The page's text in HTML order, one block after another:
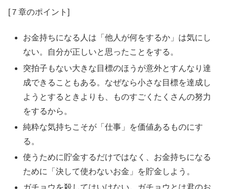
[７章のポイント]
お金持ちになる人は「他人が何をするか」は気にし
ない。自分が正しいと思ったことをする。
突拍子もない大きな目標のほうが意外とすんなり達
成できることもある。なぜなら小さな目標を達成し
ようとするときよりも、ものすごくたくさんの努力
をするから。
純粋な気持ちこそが「仕事」を価値あるものにす
る。
使うために貯金するだけではなく、お金持ちになる
ために「決して使わないお金」を貯金しよう。